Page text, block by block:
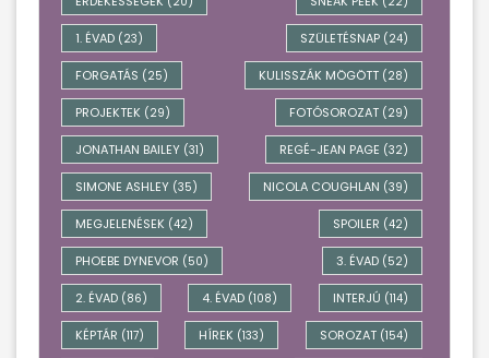
1. ÉVAD (23) SZÜLETÉSNAP (24)
FORGATÁS (25) KULISSZÁK MÖGÖTT (28)
PROJEKTEK (29) FOTÓSOROZAT (29)
JONATHAN BAILEY (31) REGÉ-JEAN PAGE (32)
SIMONE ASHLEY (35) NICOLA COUGHLAN (39)
MEGJELENÉSEK (42) SPOILER (42)
PHOEBE DYNEVOR (50) 3. ÉVAD (52)
2. ÉVAD (86) 4. ÉVAD (108) INTERJÚ (114)
KÉPTÁR (117) HÍREK (133) SOROZAT (154)